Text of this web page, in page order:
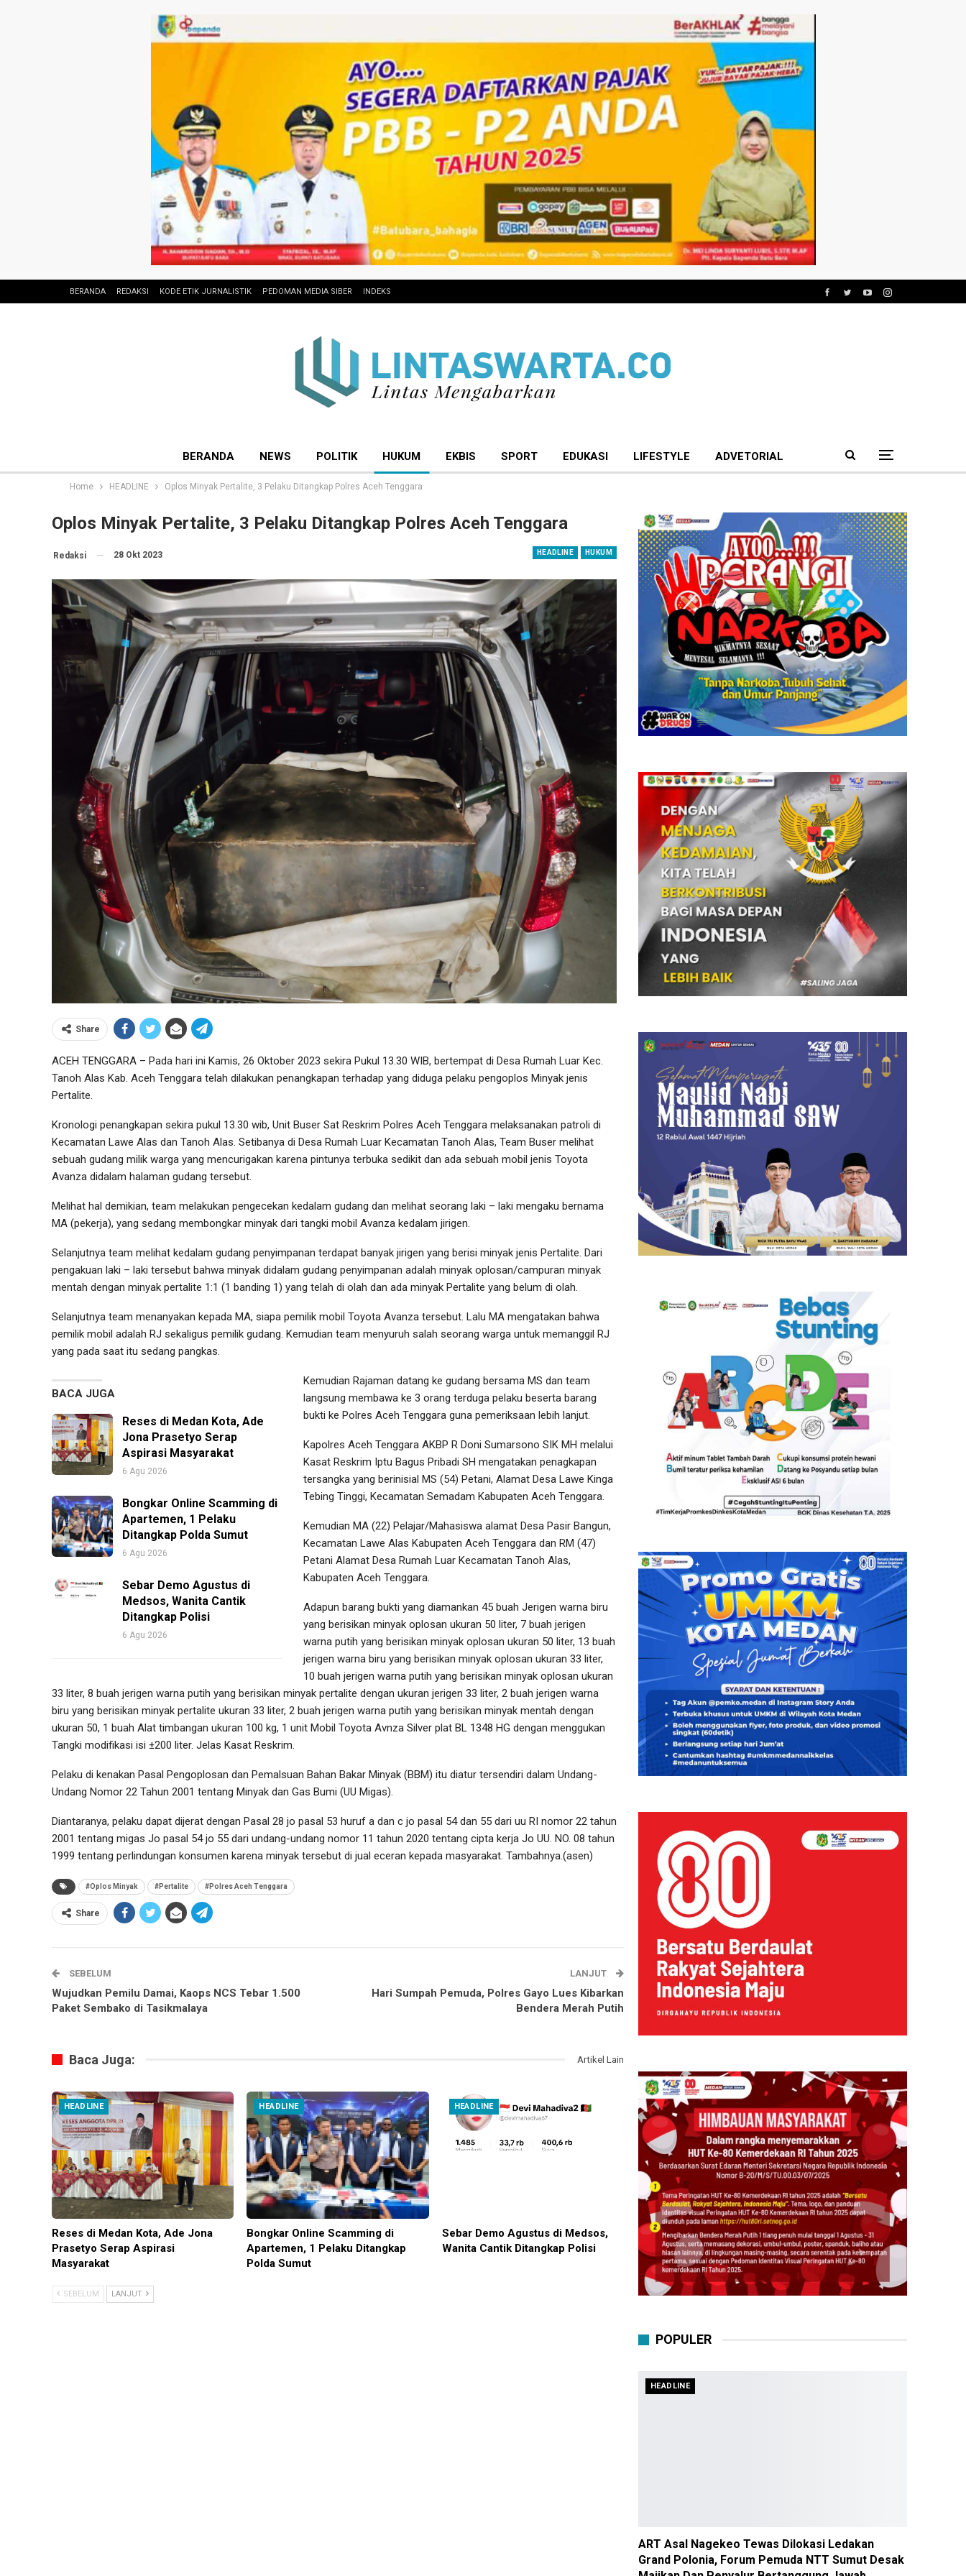
BERANDA REDAKSI KODE ETIK JURNALISTIK PEDOMAN MEDIA SIBER INDEKS
BERANDA NEWS POLITIK HUKUM EKBIS SPORT EDUKASI LIFESTYLE ADVETORIAL
Home HEADLINE Oplos Minyak Pertalite, 3 Pelaku Ditangkap Polres Aceh Tenggara
Oplos Minyak Pertalite, 3 Pelaku Ditangkap Polres Aceh Tenggara
HEADLINE HUKUM
Redaksi 28 Okt 2023
Share
ACEH TENGGARA – Pada hari ini Kamis, 26 Oktober 2023 sekira Pukul 13.30 WIB, bertempat di Desa Rumah Luar Kec.
Tanoh Alas Kab. Aceh Tenggara telah dilakukan penangkapan terhadap yang diduga pelaku pengoplos Minyak jenis
Pertalite.
Kronologi penangkapan sekira pukul 13.30 wib, Unit Buser Sat Reskrim Polres Aceh Tenggara melaksanakan patroli di
Kecamatan Lawe Alas dan Tanoh Alas. Setibanya di Desa Rumah Luar Kecamatan Tanoh Alas, Team Buser melihat
sebuah gudang milik warga yang mencurigakan karena pintunya terbuka sedikit dan ada sebuah mobil jenis Toyota
Avanza didalam halaman gudang tersebut.
Melihat hal demikian, team melakukan pengecekan kedalam gudang dan melihat seorang laki – laki mengaku bernama
MA (pekerja), yang sedang membongkar minyak dari tangki mobil Avanza kedalam jirigen.
Selanjutnya team melihat kedalam gudang penyimpanan terdapat banyak jirigen yang berisi minyak jenis Pertalite. Dari
pengakuan laki – laki tersebut bahwa minyak didalam gudang penyimpanan adalah minyak oplosan/campuran minyak
mentah dengan minyak pertalite 1:1 (1 banding 1) yang telah di olah dan ada minyak Pertalite yang belum di olah.
Selanjutnya team menanyakan kepada MA, siapa pemilik mobil Toyota Avanza tersebut. Lalu MA mengatakan bahwa
pemilik mobil adalah RJ sekaligus pemilik gudang. Kemudian team menyuruh salah seorang warga untuk memanggil RJ
yang pada saat itu sedang pangkas.
BACA JUGA
Reses di Medan Kota, Ade
Jona Prasetyo Serap
Aspirasi Masyarakat
6 Agu 2026
Bongkar Online Scamming di
Apartemen, 1 Pelaku
Ditangkap Polda Sumut
6 Agu 2026
Sebar Demo Agustus di
Medsos, Wanita Cantik
Ditangkap Polisi
6 Agu 2026
Kemudian Rajaman datang ke gudang bersama MS dan team
langsung membawa ke 3 orang terduga pelaku beserta barang
bukti ke Polres Aceh Tenggara guna pemeriksaan lebih lanjut.
Kapolres Aceh Tenggara AKBP R Doni Sumarsono SIK MH melalui
Kasat Reskrim Iptu Bagus Pribadi SH mengatakan penagkapan
tersangka yang berinisial MS (54) Petani, Alamat Desa Lawe Kinga
Tebing Tinggi, Kecamatan Semadam Kabupaten Aceh Tenggara.
Kemudian MA (22) Pelajar/Mahasiswa alamat Desa Pasir Bangun,
Kecamatan Lawe Alas Kabupaten Aceh Tenggara dan RM (47)
Petani Alamat Desa Rumah Luar Kecamatan Tanoh Alas,
Kabupaten Aceh Tenggara.
Adapun barang bukti yang diamankan 45 buah Jerigen warna biru
yang berisikan minyak oplosan ukuran 50 liter, 7 buah jerigen
warna putih yang berisikan minyak oplosan ukuran 50 liter, 13 buah
jerigen warna biru yang berisikan minyak oplosan ukuran 33 liter,
10 buah jerigen warna putih yang berisikan minyak oplosan ukuran
33 liter, 8 buah jerigen warna putih yang berisikan minyak pertalite dengan ukuran jerigen 33 liter, 2 buah jerigen warna
biru yang berisikan minyak pertalite ukuran 33 liter, 2 buah jerigen warna putih yang berisikan minyak mentah dengan
ukuran 50, 1 buah Alat timbangan ukuran 100 kg, 1 unit Mobil Toyota Avnza Silver plat BL 1348 HG dengan menggukan
Tangki modifikasi isi ±200 liter. Jelas Kasat Reskrim.
Pelaku di kenakan Pasal Pengoplosan dan Pemalsuan Bahan Bakar Minyak (BBM) itu diatur tersendiri dalam Undang-
Undang Nomor 22 Tahun 2001 tentang Minyak dan Gas Bumi (UU Migas).
Diantaranya, pelaku dapat dijerat dengan Pasal 28 jo pasal 53 huruf a dan c jo pasal 54 dan 55 dari uu RI nomor 22 tahun
2001 tentang migas Jo pasal 54 jo 55 dari undang-undang nomor 11 tahun 2020 tentang cipta kerja Jo UU. NO. 08 tahun
1999 tentang perlindungan konsumen karena minyak tersebut di jual eceran kepada masyarakat. Tambahnya.(asen)
#Oplos Minyak #Pertalite #Polres Aceh Tenggara
Share
SEBELUM
Wujudkan Pemilu Damai, Kaops NCS Tebar 1.500
Paket Sembako di Tasikmalaya
LANJUT
Hari Sumpah Pemuda, Polres Gayo Lues Kibarkan
Bendera Merah Putih
Baca Juga: Artikel Lain
HEADLINE
Reses di Medan Kota, Ade Jona
Prasetyo Serap Aspirasi
Masyarakat
HEADLINE
Bongkar Online Scamming di
Apartemen, 1 Pelaku Ditangkap
Polda Sumut
HEADLINE
Sebar Demo Agustus di Medsos,
Wanita Cantik Ditangkap Polisi
SEBELUM LANJUT
POPULER
HEADLINE
ART Asal Nagekeo Tewas Dilokasi Ledakan
Grand Polonia, Forum Pemuda NTT Sumut Desak